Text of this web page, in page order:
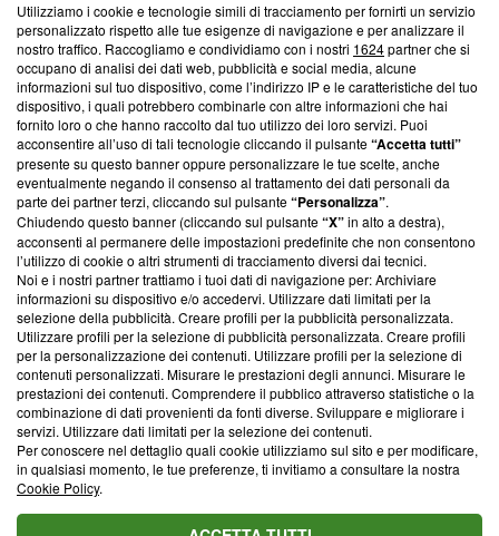
Questa sezione offre informazioni trasparenti su Blasting
News, sui nostri processi editoriali e su come ci impegniamo a
creare news di qualità. Inoltre, afferma la nostra aderenza a
‘Trust Project - News with Integrity’Blasting News non è
ancora membro del programma, ma ha richiesto di farne
parte; Trust Project non ha ancora effettuato una verifica di
conformità agli standard.
Su di noi
Team editoriale
Corporate
Redazione
Informativa Privacy
Cookie Policy
Blasting SA, IDI CHE-247.845.224, Via Carlo Frasca, 3 - 6900
Lugano (Svizzera) Tel:+39 0690258937
© 2026 Blasting News
Utilizziamo i cookie e tecnologie simili di tracciamento per fornirti un servizio
personalizzato rispetto alle tue esigenze di navigazione e per analizzare il
nostro traffico. Raccogliamo e condividiamo con i nostri 1624partner che si
occupano di analisi dei dati web, pubblicità e social media, alcune
informazioni sul tuo dispositivo, come l’indirizzo IP e le caratteristiche del tuo
dispositivo, i quali potrebbero combinarle con altre informazioni che hai
fornito loro o che hanno raccolto dal tuo utilizzo dei loro servizi. Puoi
acconsentire all’uso di tali tecnologie cliccando il pulsante“Accetta tutti”
presente su questo banner oppure personalizzare le tue scelte, anche
eventualmente negando il consenso al trattamento dei dati personali da
parte dei partner terzi, cliccando sul pulsante“Personalizza”.
Chiudendo questo banner (cliccando sul pulsante“X”in alto a destra),
acconsenti al permanere delle impostazioni predefinite che non consentono
l’utilizzo di cookie o altri strumenti di tracciamento diversi dai tecnici.
Noi e i nostri partner trattiamo i tuoi dati di navigazione per: Archiviare
informazioni su dispositivo e/o accedervi. Utilizzare dati limitati per la
selezione della pubblicità. Creare profili per la pubblicità personalizzata.
Utilizzare profili per la selezione di pubblicità personalizzata. Creare profili
per la personalizzazione dei contenuti. Utilizzare profili per la selezione di
contenuti personalizzati. Misurare le prestazioni degli annunci. Misurare le
prestazioni dei contenuti. Comprendere il pubblico attraverso statistiche o la
combinazione di dati provenienti da fonti diverse. Sviluppare e migliorare i
servizi. Utilizzare dati limitati per la selezione dei contenuti.
Per conoscere nel dettaglio quali cookie utilizziamo sul sito e per modificare,
in qualsiasi momento, le tue preferenze, ti invitiamo a consultare la nostra
Cookie Policy.